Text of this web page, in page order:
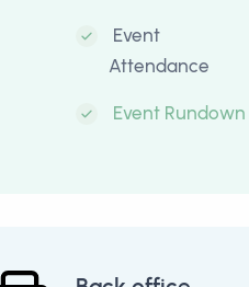
Event
Attendance
Event Rundown